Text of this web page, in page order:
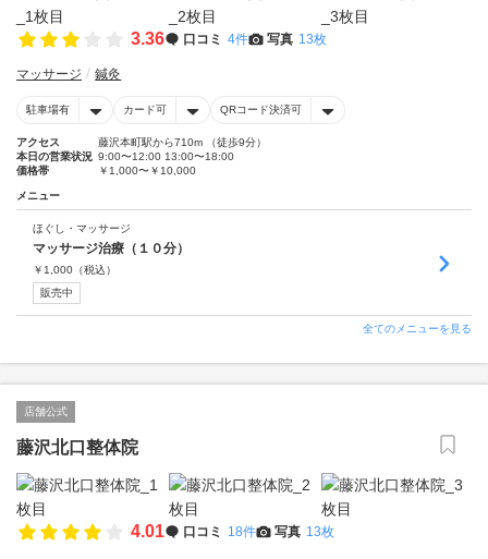
3.36 口コミ 4件 写真 13枚
マッサージ 鍼灸
駐車場有 カード可 QRコード決済可
アクセス
藤沢本町駅から710m （徒歩9分）
本日の営業状況 9:00〜12:00 13:00〜18:00
価格帯
￥1,000〜￥10,000
メニュー
ほぐし・マッサージ
マッサージ治療（１０分）
￥ 1,000 （税込）
販売中
全てのメニューを見る
店舗公式
藤沢北口整体院
4.01 口コミ 18件 写真 13枚